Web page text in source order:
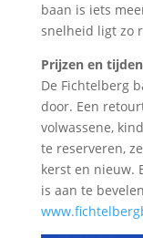
baan is iets
snelheid ligt zo
Prijzen en tijden
De Fichtelberg
door. Een
volwassene,
te reserveren,
kerst en nieuw.
is aan te